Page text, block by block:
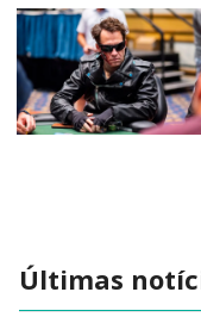
Últimas